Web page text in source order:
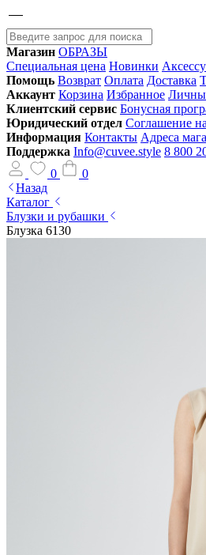
Магазин ОБРАЗЫ
Специальная цена Новинки
Помощь Возврат Оплата Доставка
Аккаунт Корзина Избранное
Клиентский сервис Бонусная
Юридический отдел Соглашение
Информация Контакты Адреса
Поддержка Info@cuvee.style 8 800
0
0
Назад
Каталог
Блузки и рубашки
Блузка 6130